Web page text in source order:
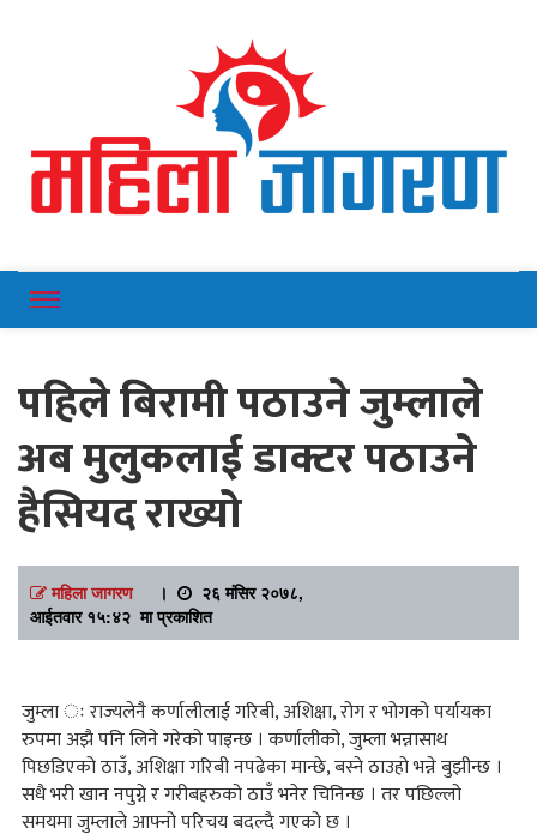
Mahilajagaran
पहिले बिरामी पठाउने जुम्लाले
अब मुलुकलाई डाक्टर पठाउने
हैसियद राख्यो
महिला जागरण।
२६ मंसिर २०७८,
आईतवार १५:४२ मा प्रकाशित
जुम्ला ः राज्यलेनै कर्णालीलाई गरिबी, अशिक्षा, रोग र भोगको पर्यायका
रुपमा अझै पनि लिने गरेको पाइन्छ । कर्णालीको, जुम्ला भन्नासाथ
पिछडिएको ठाउँ, अशिक्षा गरिबी नपढेका मान्छे, बस्ने ठाउहो भन्ने बुझीन्छ ।
सधै भरी खान नपुग्ने र गरीबहरुको ठाउँ भनेर चिनिन्छ । तर पछिल्लो
समयमा जुम्लाले आफ्नो परिचय बदल्दै गएको छ ।